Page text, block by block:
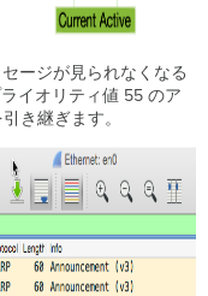
ージが見られなくなる
イオリティ値 55 のア
き継ぎます。